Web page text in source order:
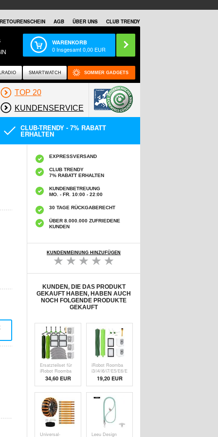
RETOURENSCHEIN AGB ÜBER UNS CLUB TRENDY
WARENKORB
0 Insgesamt0,00 EUR
SMARTWATCH SOMMER GADGETS
TOP 20
KUNDENSERVICE
CLUB-TRENDY - 7% RABATT
ERHALTEN
EXPRESSVERSAND
CLUB TRENDY
7% RABATT ERHALTEN
KUNDENBETREUUNG
MO. - FR. 10:00 - 22:00
30 TAGE RÜCKGABERECHT
ÜBER 8.000.000 ZUFRIEDENE
KUNDEN
KUNDENMEINUNG HINZUFÜGEN
KUNDEN, DIE DAS PRODUKT
GEKAUFT HABEN, HABEN AUCH
NOCH FOLGENDE PRODUKTE
GEKAUFT
Ersatzteilset für
iRobot Roomba
Combo
i5/i5+/j5/j5+ - 20
Stk.
34,60 EUR
iRobot Roomba
i3/i4/i6/i7/E5/E6/E7
Ersatzteile mit
Staubbeuteln - 9
Stk.
19,20 EUR
Universal-
Leeu Design